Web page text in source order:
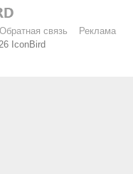
Обратная связь
Реклама
IconBird